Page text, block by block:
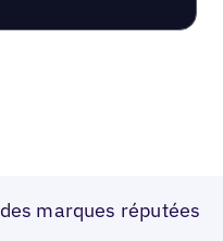
des marques réputées